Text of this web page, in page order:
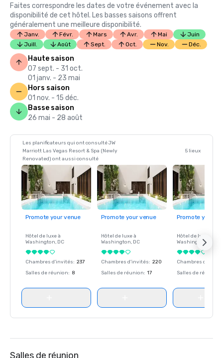
Faites correspondre les dates de votre événement avec la
disponibilité de cet hôtel. Les basses saisons offrent
généralement une meilleure disponibilité.
Janv. Févr. Mars Avr. Mai
Juin
Juill.
Août Sept. Oct. Nov. Déc.
Haute saison
07 sept. - 31 oct.
01 janv. - 23 mai
Hors saison
01 nov. - 15 déc.
Basse saison
26 mai - 28 août
Les planificateurs qui ont consulté JW
Marriott Las Vegas Resort & Spa (Newly
Renovated) ont aussi consulté
5 lieux
Promote your venue
Hôtel de luxe à
Washington, DC
Chambres d'invités: 237
Salles de réunion: 8
Promote your venue
Hôtel de luxe à
Washington, DC
Chambres d'invités: 220
Salles de réunion: 17
Promote your
Hôtel de luxe à
Washington
Chambres
Salles de réunion
Salles de réunion